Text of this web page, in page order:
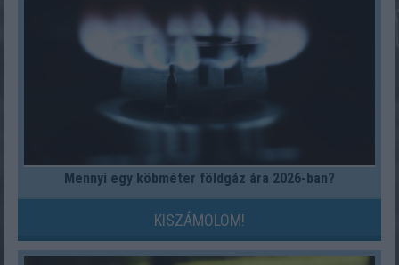
Mennyi egy köbméter földgáz ára 2026-ban?
KISZÁMOLOM!